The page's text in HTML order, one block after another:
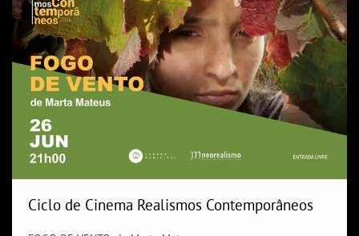
Ciclo de Cinema Realismos Contemporâneos